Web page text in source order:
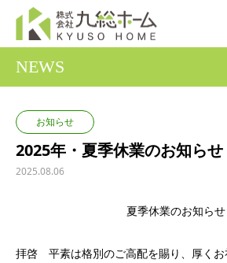
NEWS
お知らせ
2025年・夏季休業のお知らせ
2025.08.06
夏季休業のお知らせ
拝啓 平素は格別のご高配を賜り、厚くお